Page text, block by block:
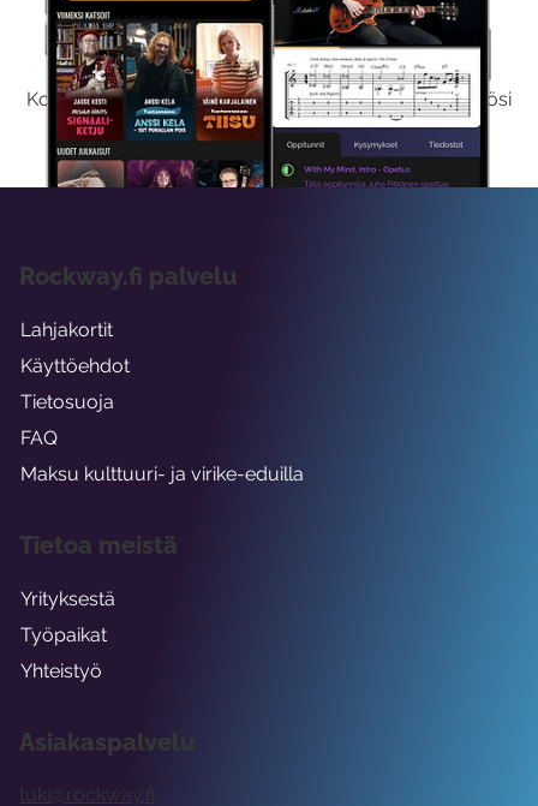
Kokeile Ilmaiseksi
Kokeilemalla ilmaiseksi saat koko sisältömme käyttöösi
viikon ajaksi.
Asiakaspalvelu
tuki@rockway.fi
Rockway.fi palvelu
Lahjakortit
Käyttöehdot
Tietosuoja
FAQ
Maksu kulttuuri- ja virike-eduilla
Tietoa meistä
Yrityksestä
Työpaikat
Yhteistyö